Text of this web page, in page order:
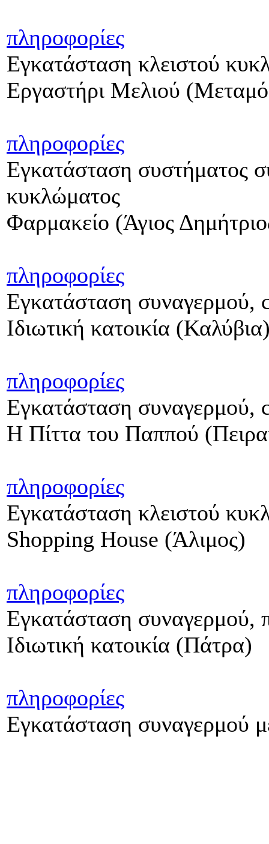
πληροφορίες
Εγκατάσταση κλειστού
Εργαστήρι Μελιού
πληροφορίες
Εγκατάσταση συστήματος
κυκλώματος
Φαρμακείο (Άγιος
πληροφορίες
Εγκατάσταση συναγερμού,
Ιδιωτική κατοικία
πληροφορίες
Εγκατάσταση συναγερμού,
Η Πίττα του Παππού
πληροφορίες
Εγκατάσταση κλειστού
Shopping House (Άλιμος)
πληροφορίες
Εγκατάσταση συναγερμού,
Ιδιωτική κατοικία (Πάτρα)
πληροφορίες
Εγκατάσταση συναγερμού